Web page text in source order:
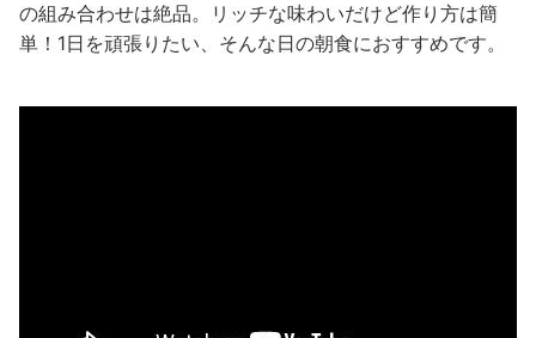
の組み合わせは絶品。リッチな味わいだけど作り方は簡
単！1日を頑張りたい、そんな日の朝食におすすめです。